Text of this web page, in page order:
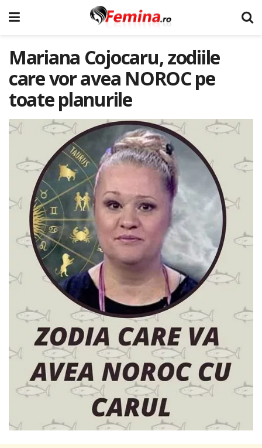
Mariana Cojocaru, zodiile
care vor avea NOROC pe
toate planurile